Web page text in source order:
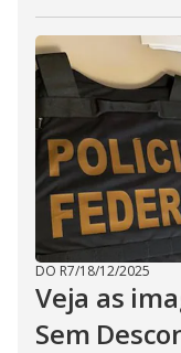
DO R7/18/12/2025
Veja as
Sem